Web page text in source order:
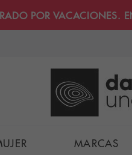
POR VACACIONES.
MARCAS